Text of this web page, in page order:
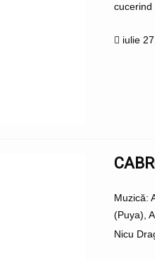
cucerind
iulie
Muzică:
(Puya),
Nicu